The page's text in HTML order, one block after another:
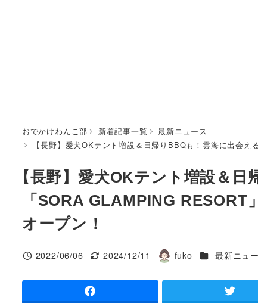
おでかけわんこ部 新着記事一覧
最新ニュース
【長野】愛犬OKテント増設＆日帰りBBQも！雲海に出会
【長野】愛犬OKテント増設＆
「SORA GLAMPING
オープン！
投稿日
2022/06/06
更新日
2024/12/11
著
fuko カテゴリー
最新ニュ
-